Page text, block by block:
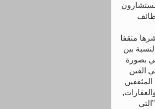
مثقفا
بين
بصورة
الفين